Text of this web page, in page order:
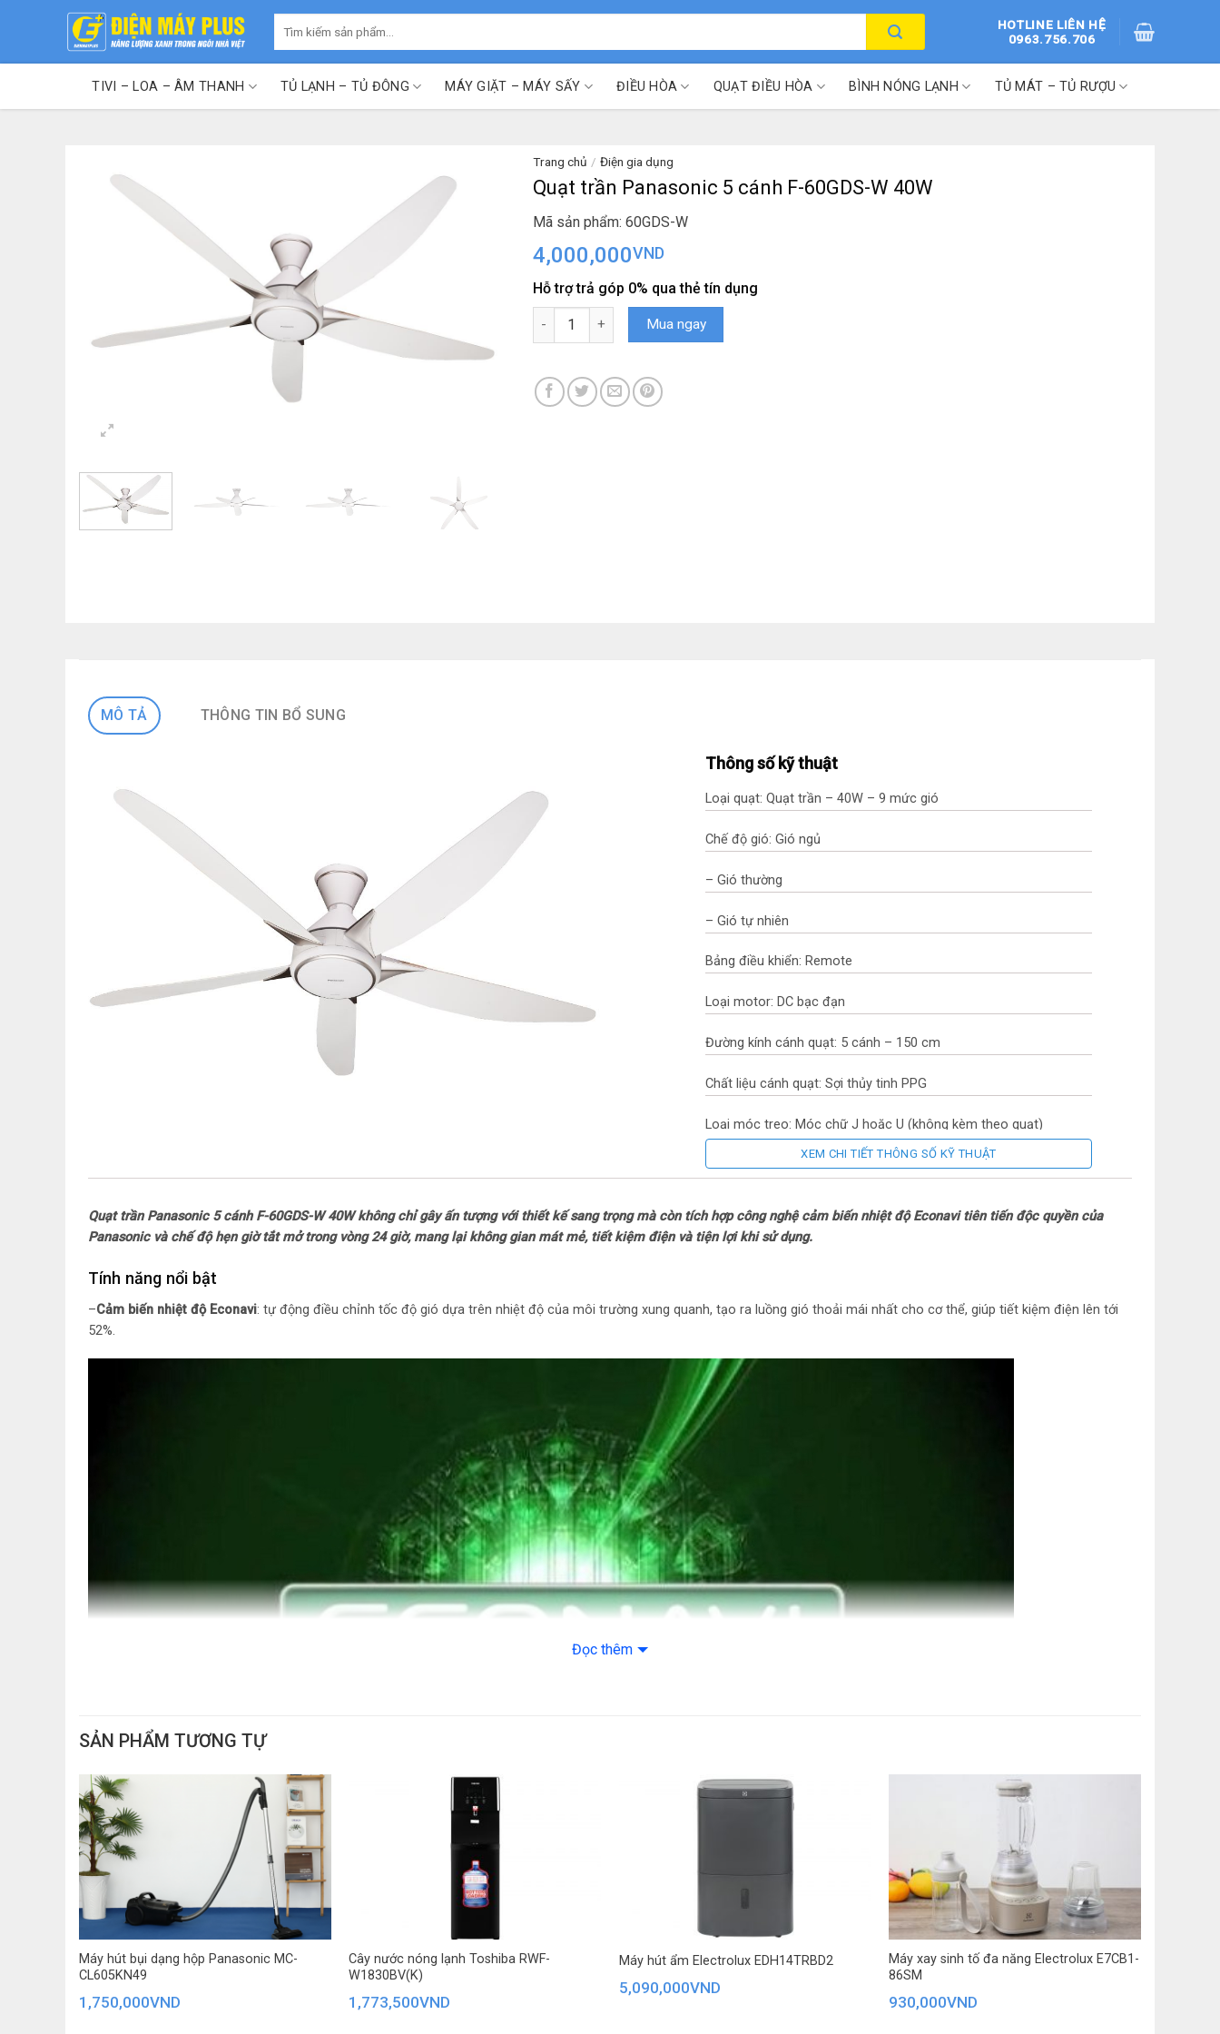
kiếm:
HOTLINE LIÊN HỆ
0963.756.706
TIVI – LOA – ÂM THANH TỦ LẠNH – TỦ ĐÔNG MÁY GIẶT – MÁY SẤY ĐIỀU HÒA QUẠT ĐIỀU HÒA BÌNH NÓNG LẠNH TỦ MÁT – TỦ RƯỢU
Trang chủ / Điện gia dụng
Quạt trần Panasonic 5 cánh F-60GDS-W 40W
Mã sản phẩm: 60GDS-W
4,000,000VND
Hỗ trợ trả góp 0% qua thẻ tín dụng
Quạt trần Panasonic 5 cánh F-60GDS-W 40W số lượng
Mua ngay
MÔ TẢ THÔNG TIN BỔ SUNG
Thông số kỹ thuật
Loại quạt: Quạt trần – 40W – 9 mức gió
Chế độ gió: Gió ngủ
– Gió thường
– Gió tự nhiên
Bảng điều khiển: Remote
Loại motor: DC bạc đạn
Đường kính cánh quạt: 5 cánh – 150 cm
Chất liệu cánh quạt: Sợi thủy tinh PPG
Loại móc treo: Móc chữ J hoặc U (không kèm theo quạt)
Thương hiệu của: Nhật Bản
Sản xuất tại: Việt Nam
Năm ra mắt: 2024
– Hẹn giờ mở
– Hẹn giờ tắt
việc lắp đặt và các phát sinh khác khách hàng chịu)
Kích thước: Ngang 150 cm – Cao 28.8 cm – Sâu 150 cm
Khối lượng: 5.8 kg
Hãng: Panasonic.
XEM CHI TIẾT THÔNG SỐ KỸ THUẬT
Quạt trần Panasonic 5 cánh F-60GDS-W 40W không chỉ gây ấn tượng với thiết kế sang trọng mà còn tích hợp công nghệ cảm biến nhiệt độ Econavi tiên tiến độc quyền của
Panasonic và chế độ hẹn giờ tắt mở trong vòng 24 giờ, mang lại không gian mát mẻ, tiết kiệm điện và tiện lợi khi sử dụng.
Tính năng nổi bật
–Cảm biến nhiệt độ Econavi: tự động điều chỉnh tốc độ gió dựa trên nhiệt độ của môi trường xung quanh, tạo ra luồng gió thoải mái nhất cho cơ thể, giúp tiết kiệm điện lên tới
52%.
Hẹn giờ tắt và mở lên đến 24 giờ: giúp người dùng chủ động cài đặt thời gian hoạt động, tránh lãng phí điện năng.
– Quạt trần córemote điều khiển từ xatiện lợi, dễ dàng điều chỉnh các chế độ và mức độ gió theo nhu cầu.
Thiết kế của sản phẩm
– Quạt Panasonic 5 cánh sở hữu thiết kế mạnh mẽ, gam màu trắng thanh lịch, dễ dàng hòa hợp với nhiều phong cách nội thất khác nhau.
Đọc thêm
SẢN PHẨM TƯƠNG TỰ
Máy hút bụi dạng hộp Panasonic MC-
CL605KN49
1,750,000VND
Cây nước nóng lạnh Toshiba RWF-
W1830BV(K)
1,773,500VND
Máy hút ẩm Electrolux EDH14TRBD2
5,090,000VND
Máy xay sinh tố đa năng Electrolux E7CB1-
86SM
930,000VND